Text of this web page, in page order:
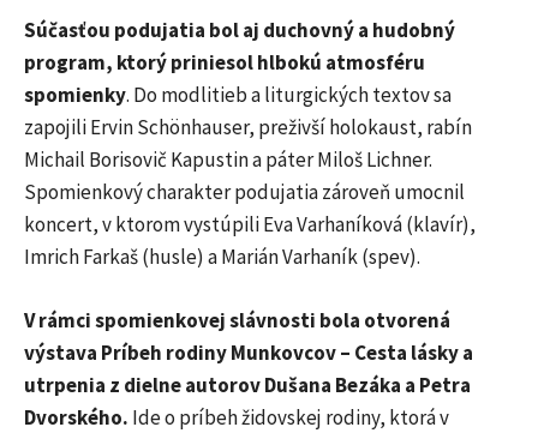
Súčasťou podujatia bol aj duchovný a hudobný
program, ktorý priniesol hlbokú atmosféru
spomienky. Do modlitieb a liturgických textov sa
zapojili Ervin Schönhauser, preživší holokaust, rabín
Michail Borisovič Kapustin a páter Miloš Lichner.
Spomienkový charakter podujatia zároveň umocnil
koncert, v ktorom vystúpili Eva Varhaníková (klavír),
Imrich Farkaš (husle) a Marián Varhaník (spev).
V rámci spomienkovej slávnosti bola otvorená
výstava Príbeh rodiny Munkovcov – Cesta lásky a
utrpenia z dielne autorov Dušana Bezáka a Petra
Dvorského. Ide o príbeh židovskej rodiny, ktorá v